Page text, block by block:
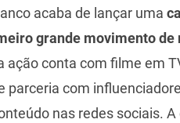
acaba de lançar uma
grande movimento
ação conta com filme em
parceria com
nas redes sociais.